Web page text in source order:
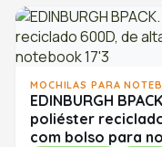
MOCHILAS PARA
EDINBURGH
poliéster
com bolso para